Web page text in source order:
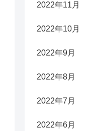
2022年11月
2022年10月
2022年9月
2022年8月
2022年7月
2022年6月